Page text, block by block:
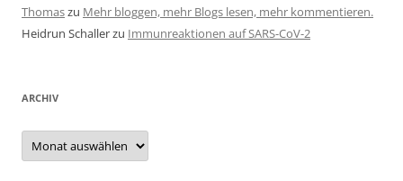
Thomaszu Mehr bloggen, mehr Blogs lesen, mehr kommentieren.
Heidrun Schallerzu Immunreaktionen auf SARS-CoV-2
ARCHIV
Archiv